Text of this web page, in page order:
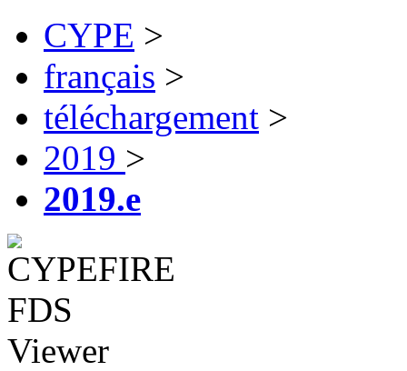
CYPE >
français >
téléchargement >
2019 >
2019.e